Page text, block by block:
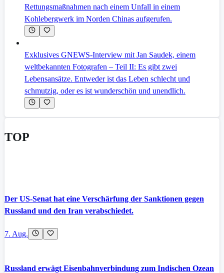
Rettungsmaßnahmen nach einem Unfall in einem
Kohlebergwerk im Norden Chinas aufgerufen.
Exklusives GNEWS-Interview mit Jan Saudek, einem
weltbekannten Fotografen – Teil II: Es gibt zwei
Lebensansätze. Entweder ist das Leben schlecht und
schmutzig, oder es ist wunderschön und unendlich.
TOP
Der US-Senat hat eine Verschärfung der Sanktionen gegen
Russland und den Iran verabschiedet.
7. Aug.
Russland erwägt Eisenbahnverbindung zum Indischen Ozean